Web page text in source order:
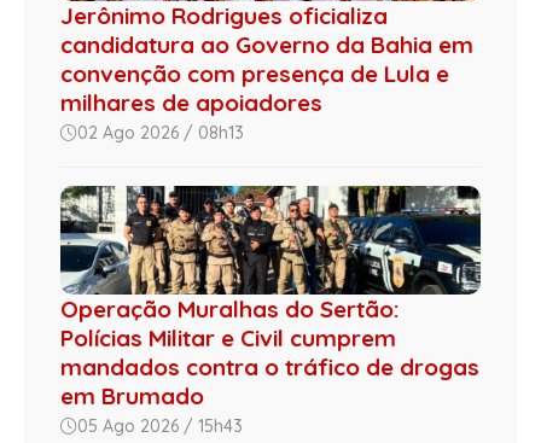
Jerônimo Rodrigues oficializa
candidatura ao Governo da Bahia em
convenção com presença de Lula e
milhares de apoiadores
02 Ago 2026 / 08h13
Operação Muralhas do Sertão:
Polícias Militar e Civil cumprem
mandados contra o tráfico de drogas
em Brumado
05 Ago 2026 / 15h43